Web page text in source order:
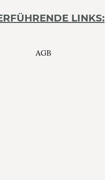
LINKS:
AGB